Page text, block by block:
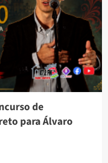
de
para Álvaro